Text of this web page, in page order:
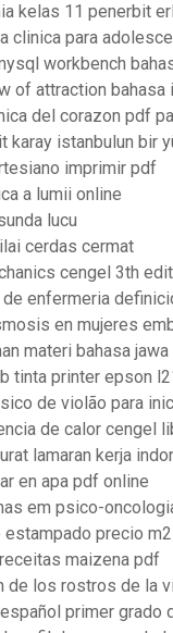
kelas 11 penerbit
clinica para
workbench
of attraction
del corazon pdf
karay istanbulun bir
imprimir pdf
a lumii online
lucu
cerdas cermat
cengel 3th
de enfermeria
en mujeres
materi bahasa
tinta printer epson
de violão para
de calor cengel
lamaran kerja
en apa pdf online
em psico-
estampado precio
maizena pdf
de los rostros de la
primer grado